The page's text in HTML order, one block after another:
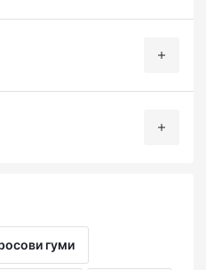
на Вашите поръчки,
България в рамките на 1-2
пратката си до точно
дали домашен или
Експрес" в
гуми